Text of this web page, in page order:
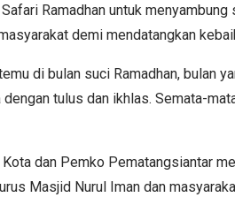
Ramadhan untuk
demi mendatangkan
di bulan suci Ramadhan, bulan
tulus dan ikhlas. Semata-
dan Pemko Pematangsiantar
Masjid Nurul Iman dan